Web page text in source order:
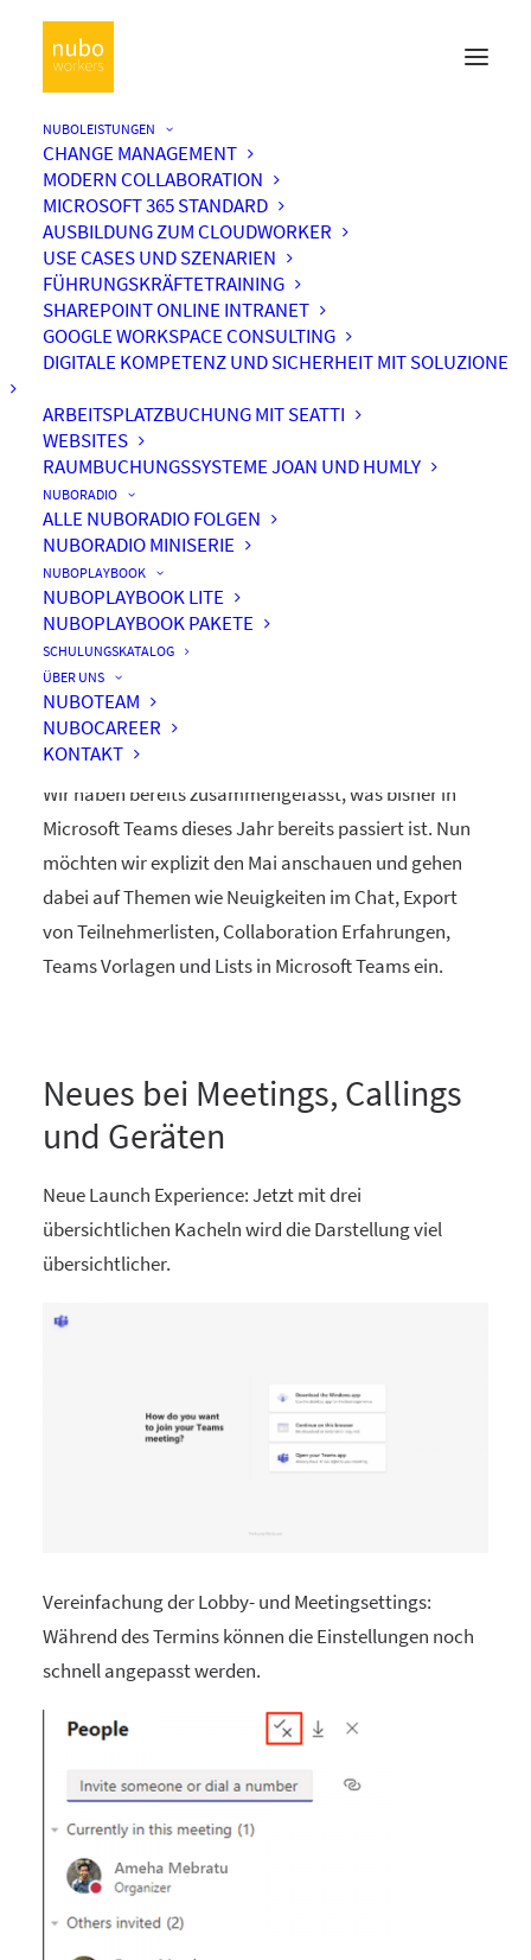
NUBOLEISTUNGEN
CHANGE MANAGEMENT
MODERN COLLABORATION
MICROSOFT 365 STANDARD
AUSBILDUNG ZUM CLOUDWORKER
USE CASES UND SZENARIEN
FÜHRUNGSKRÄFTETRAINING
SHAREPOINT ONLINE INTRANET
GOOGLE WORKSPACE CONSULTING
DIGITALE KOMPETENZ UND SICHERHEIT MIT SOLUZIONE
ARBEITSPLATZBUCHUNG MIT SEATTI
WEBSITES
RAUMBUCHUNGSSYSTEME JOAN UND HUMLY
NUBORADIO
ALLE NUBORADIO FOLGEN
NUBORADIO MINISERIE
NUBOPLAYBOOK
NUBOPLAYBOOK LITE
NUBOPLAYBOOK PAKETE
SCHULUNGSKATALOG
ÜBER UNS
NUBOTEAM
NUBOCAREER
KONTAKT
Das war der Mai in Microsoft
Teams
Wir haben bereits zusammengefasst, was bisher in
Microsoft Teams dieses Jahr bereits passiert ist. Nun
möchten wir explizit den Mai anschauen und gehen
dabei auf Themen wie Neuigkeiten im Chat, Export
von Teilnehmerlisten, Collaboration Erfahrungen,
Teams Vorlagen und Lists in Microsoft Teams ein.
Neues bei Meetings, Callings
und Geräten
Neue Launch Experience: Jetzt mit drei
übersichtlichen Kacheln wird die Darstellung viel
übersichtlicher.
Vereinfachung der Lobby- und Meetingsettings:
Während des Termins können die Einstellungen noch
schnell angepasst werden.